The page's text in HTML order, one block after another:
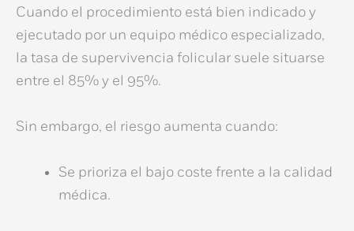
Cuando el procedimiento está bien indicado y
ejecutado por un equipo médico especializado,
la tasa de supervivencia folicular suele situarse
entre el 85% y el 95%.
Sin embargo, el riesgo aumenta cuando:
Se prioriza el bajo coste frente a la calidad
médica.